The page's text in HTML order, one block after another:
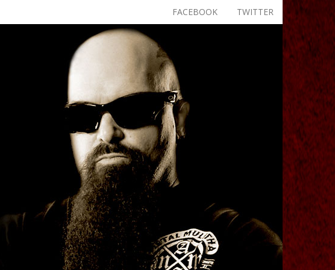
TWITTER
FACEBOOK